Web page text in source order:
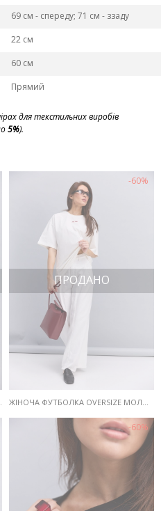
69 см - спереду; 71 см - ззаду
22 см
60 см
Прямий
для текстильних виробів
5%).
RED FLAG
-60%
ПРОДАНО
ЖІНОЧА ФУТБОЛКА OVERSIZE МОЛОЧНА З ПРИНТОМ RED FLAG
-60%